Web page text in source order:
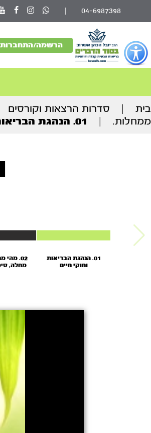
כפתור
לפתיחת
תפריט
נגישות
04-6987398
הרשמה/התחברות
מרכזי
בית | סדרות הרצאות וקורסים
ממחלות.
| 01. הנהגת הבריאות וחוקי חיים
01. הנהגת הבריאות
וחוקי חיים
02. מהי
מחלה,